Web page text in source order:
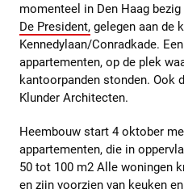
momenteel in Den Haag
De President, gelegen aan de
Kennedylaan/Conradkade.
appartementen, op de plek
kantoorpanden stonden. Ook
Klunder Architecten.
Heembouw start 4 oktober
appartementen, die in
50 tot 100 m2 Alle woningen
en zijn voorzien van keuken